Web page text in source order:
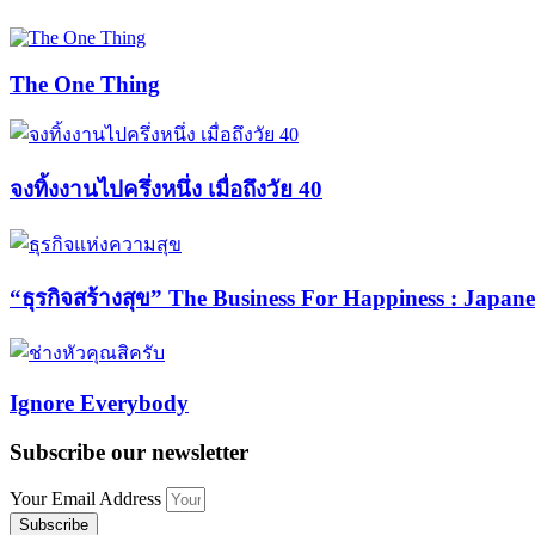
The One Thing
จงทิ้งงานไปครึ่งหนึ่ง เมื่อถึงวัย 40
“ธุรกิจสร้างสุข” The Business For Happiness :
Ignore Everybody
Subscribe our newsletter
Your Email Address
Subscribe